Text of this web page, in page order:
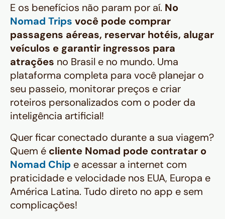
E os benefícios não param por aí. No
Nomad Trips você pode comprar
passagens aéreas, reservar hotéis, alugar
veículos e garantir ingressos para
atrações no Brasil e no mundo. Uma
plataforma completa para você planejar o
seu passeio, monitorar preços e criar
roteiros personalizados com o poder da
inteligência artificial!
Quer ficar conectado durante a sua viagem?
Quem é cliente Nomad pode contratar o
Nomad Chip e acessar a internet com
praticidade e velocidade nos EUA, Europa e
América Latina. Tudo direto no app e sem
complicações!